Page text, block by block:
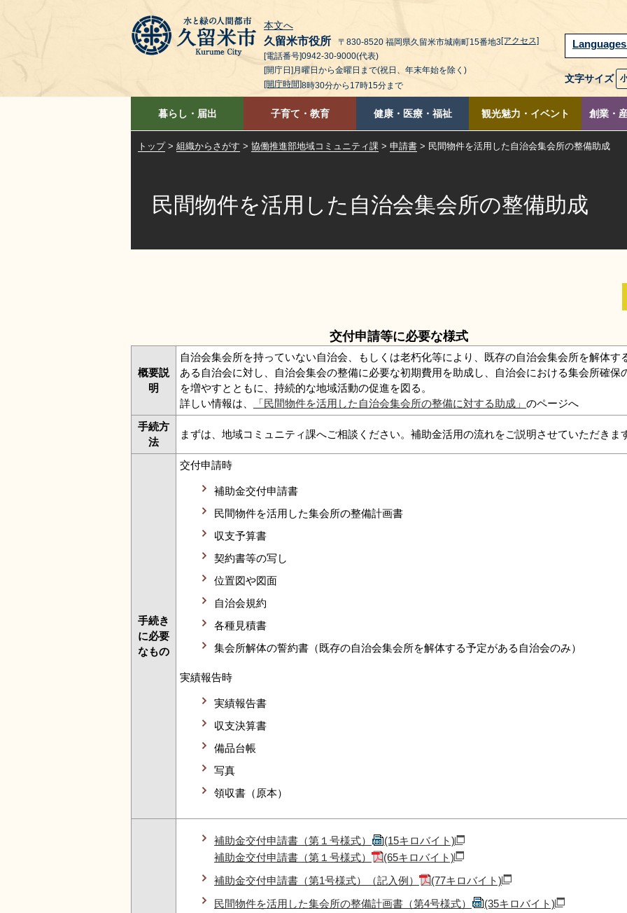
本文へ
久留米市役所 〒830-8520 福岡県久留米市城南町15番地3[アクセス]
[電話番号]0942-30-9000(代表)
[開庁日]月曜日から金曜日まで(祝日、年末年始を除く)
[開庁時間]8時30分から17時15分まで
Languages
文字サイズ
暮らし・届出 子育て・教育 健康・医療・福祉 観光魅力・イベント 創業・
トップ> 組織からさがす > 協働推進部地域コミュニティ課 > 申請書 > 民間物件を活用した自治会集会所の整備助成
民間物件を活用した自治会集会所の整備助成
交付申請等に必要な様式
概要説
明
自治会集会所を持っていない自治会、もしくは老朽化等により、既存の自治会集会所を解体す
ある自治会に対し、自治会集会の整備に必要な初期費用を助成し、自治会における集会所確保
を増やすとともに、持続的な地域活動の促進を図る。
詳しい情報は、
「民間物件を活用した自治会集会所の整備に対する助成」 のページへ
手続方
法
まずは、地域コミュニティ課へご相談ください。補助金活用の流れをご説明させていただきま
手続き
に必要
なもの
交付申請時
補助金交付申請書
民間物件を活用した集会所の整備計画書
収支予算書
契約書等の写し
位置図や図面
自治会規約
各種見積書
集会所解体の誓約書（既存の自治会集会所を解体する予定がある自治会のみ）
実績報告時
実績報告書
収支決算書
備品台帳
写真
領収書（原本）
補助金交付申請書（第１号様式）
(15キロバイト)
補助金交付申請書（第１号様式）
(65キロバイト)
補助金交付申請書（第1号様式）（記入例）
(77キロバイト)
民間物件を活用した集会所の整備計画書（第4号様式）
(35キロバイト)